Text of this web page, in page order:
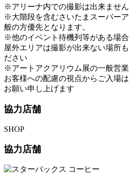
※アリーナ内での撮影は出来ません
※大階段を含むさいたまスーパー
般の方優先となります。
※他のイベント待機列等がある場
屋外エリアは撮影が出来ない場所
ださい
※アートアクアリウム展の一般営
お客様への配慮の視点からご入場
お願い申し上げます
協力店舗
SHOP
協力店舗